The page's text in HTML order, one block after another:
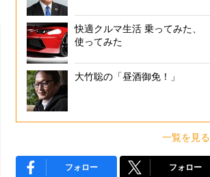
快適クルマ生活 乗ってみた、
使ってみた
大竹聡の「昼酒御免！」
一覧を見る
フォロー フォロー